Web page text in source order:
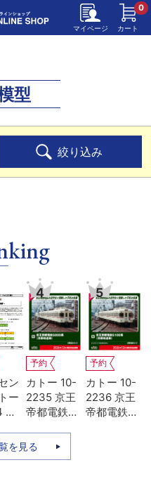
マイページ カート
0
型
絞り込み
ン
ー
京
力
4
予約
カトー 10-
2235 京王
帝都電鉄
房改造車 基
本4両セッ
5
予約
カトー 10-
2236 京王
帝都電鉄
を見る